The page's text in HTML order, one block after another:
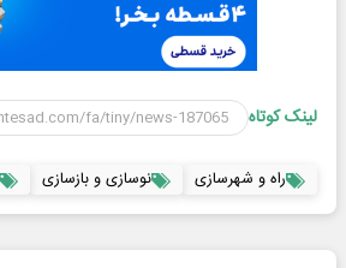
لینک کوتاه
راه و شهرسازی نوسازی و بازسازی